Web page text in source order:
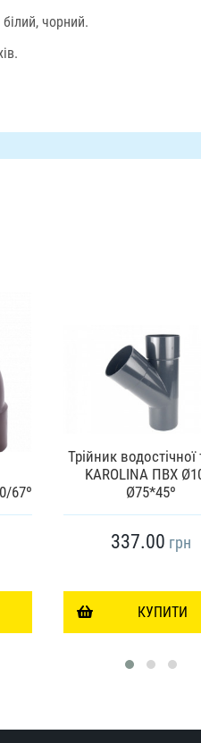
чорний.
67º
Трійник водостічної
KAROLINA ПВХ
Ø75*45º
337.00 грн
КУПИТИ